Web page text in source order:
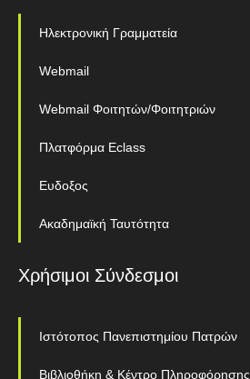
Ηλεκτρονική Γραμματεία
Webmail
Webmail Φοιτητών/Φοιτητριών
Πλατφόρμα Eclass
Ευδοξος
Ακαδημαϊκή Ταυτότητα
Χρήσιμοι Σύνδεσμοι
Ιστότοπος Πανεπιστημίου Πατρών
Βιβλιοθήκη & Κέντρο Πληροφόρησης